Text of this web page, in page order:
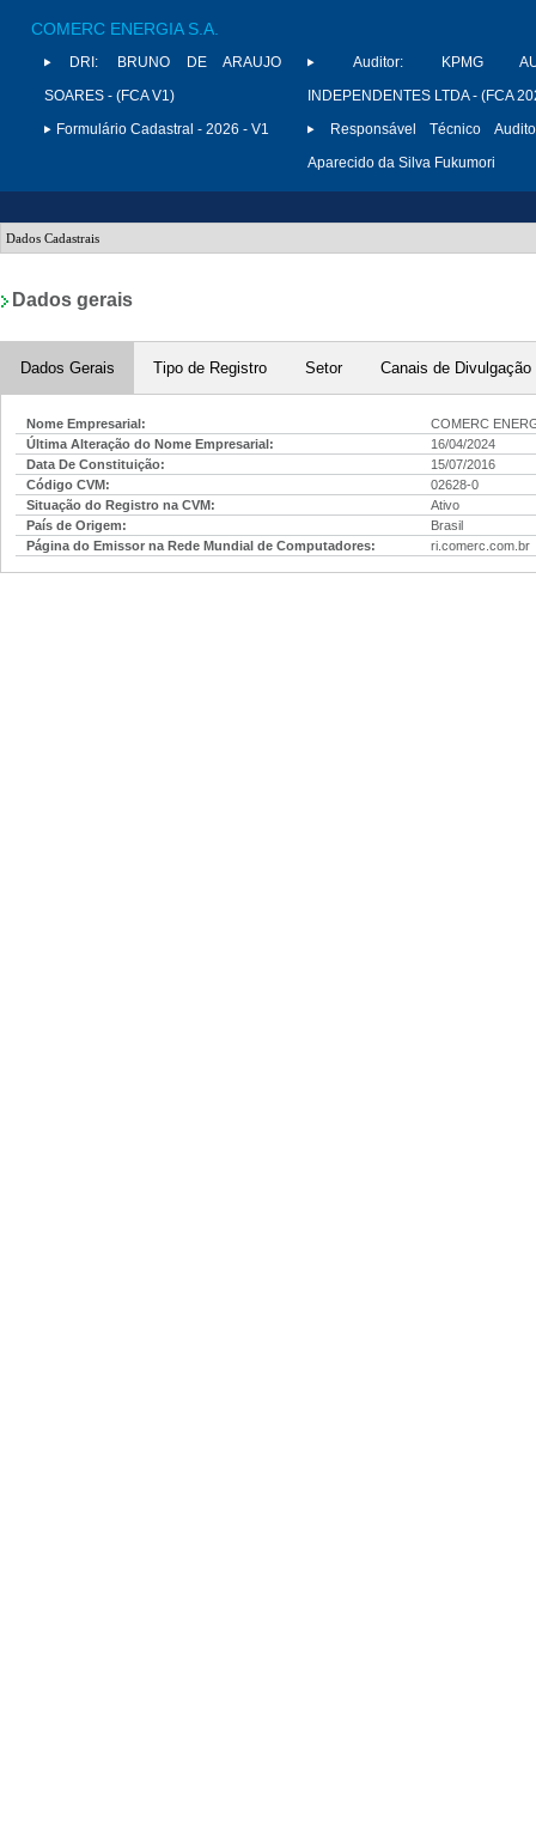
COMERC ENERGIA S.A.
DRI:
BRUNO DE ARAUJO
SOARES - (FCA V1)
Formulário Cadastral - 2026 - V1
Auditor:
KPMG
INDEPENDENTES LTDA - (FCA
Responsável Técnico
Aparecido da Silva Fukumori